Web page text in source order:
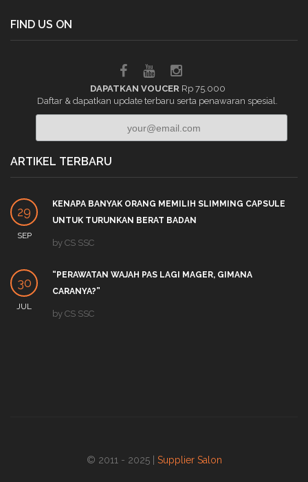
FIND US ON
DAPATKAN VOUCER Rp 75.000
Daftar & dapatkan update terbaru serta penawaran spesial.
ARTIKEL TERBARU
29
SEP
KENAPA BANYAK ORANG MEMILIH SLIMMING CAPSULE
UNTUK TURUNKAN BERAT BADAN
by CS SSC
30
JUL
“PERAWATAN WAJAH PAS LAGI MAGER, GIMANA
CARANYA?”
by CS SSC
© 2011 - 2025 | Supplier Salon